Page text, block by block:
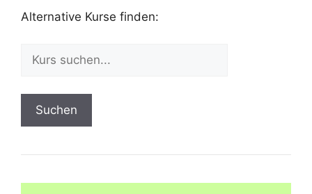
Alternative Kurse finden:
Suchen